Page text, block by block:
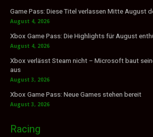
Game Pass: Diese Titel verlassen Mitte August
August 4, 2026
Xbox Game Pass: Die Highlights für August
August 4, 2026
Xbox verlässt Steam nicht – Microsoft baut
aus
August 3, 2026
Xbox Game Pass: Neue Games stehen bereit
August 3, 2026
Racing